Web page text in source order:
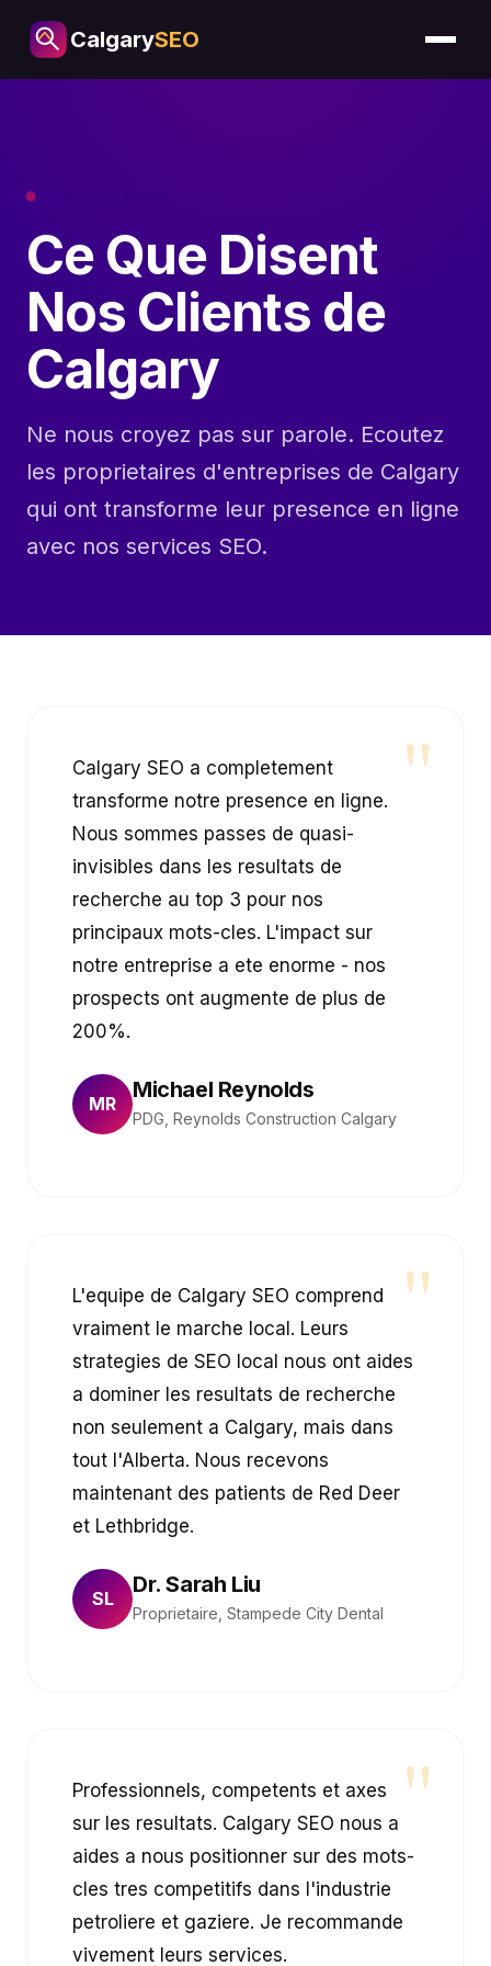
CalgarySEO
TEMOIGNAGES
Ce Que Disent
Nos Clients de
Calgary
Ne nous croyez pas sur parole. Ecoutez
les proprietaires d'entreprises de Calgary
qui ont transforme leur presence en ligne
avec nos services SEO.
"
Calgary SEO a completement
transforme notre presence en ligne.
Nous sommes passes de quasi-
invisibles dans les resultats de
recherche au top 3 pour nos
principaux mots-cles. L'impact sur
notre entreprise a ete enorme - nos
prospects ont augmente de plus de
200%.
MR
Michael Reynolds
PDG, Reynolds Construction Calgary
"
L'equipe de Calgary SEO comprend
vraiment le marche local. Leurs
strategies de SEO local nous ont aides
a dominer les resultats de recherche
non seulement a Calgary, mais dans
tout l'Alberta. Nous recevons
maintenant des patients de Red Deer
et Lethbridge.
SL
Dr. Sarah Liu
Proprietaire, Stampede City Dental
"
Professionnels, competents et axes
sur les resultats. Calgary SEO nous a
aides a nous positionner sur des mots-
cles tres competitifs dans l'industrie
petroliere et gaziere. Je recommande
vivement leurs services.